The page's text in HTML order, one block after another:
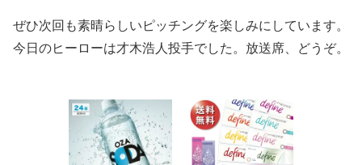
ぜひ次回も素晴らしいピッチングを楽しみにしています。
今日のヒーローは才木浩人投手でした。放送席、どうぞ。